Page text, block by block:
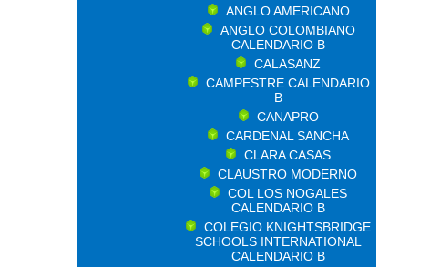
ANGLO AMERICANO
ANGLO COLOMBIANO
CALENDARIO B
CALASANZ
CAMPESTRE CALENDARIO
B
CANAPRO
CARDENAL SANCHA
CLARA CASAS
CLAUSTRO MODERNO
COL LOS NOGALES
CALENDARIO B
COLEGIO KNIGHTSBRIDGE
SCHOOLS INTERNATIONAL
CALENDARIO B